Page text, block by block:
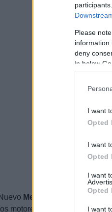
Please
information
deny
in below
I want
Opted
I want
Opted
I want
Opted
I want
Mercedes
A
los motores a cuatro cilindros